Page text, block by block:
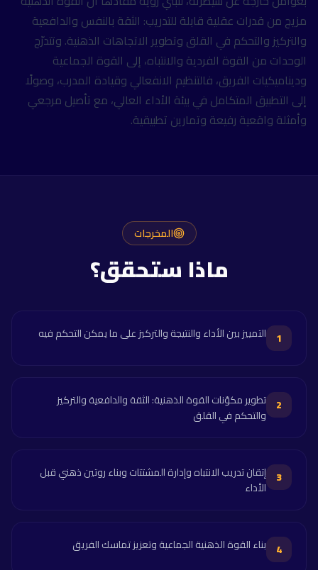
مزيج من قدرات عقلية قابلة للتدريب: الثقة بالنفس والدافعية
والتركيز والتحكم في القلق وتطوير الاتجاهات الذهنية. وتتدرّج
الوحدات من القوة الفردية والانتباه، إلى القوة الجماعية
وديناميكيات الفريق، فالتنظيم الانفعالي وقيادة المدرب، وصولًا
إلى التطبيق المتكامل في بيئة الأداء العالي، مع تأصيل مرجعي
وأمثلة واقعية رفيعة وتمارين تطبيقية.
المخرجات
ماذا ستحقق؟
1 التمييز بين الأداء والنتيجة والتركيز على ما يمكن التحكم فيه
2 تطوير مكوّنات القوة الذهنية: الثقة والدافعية والتركيز
والتحكم في القلق
3 إتقان تدريب الانتباه وإدارة المشتتات وبناء روتين ذهني قبل
الأداء
4 بناء القوة الذهنية الجماعية وتعزيز تماسك الفريق